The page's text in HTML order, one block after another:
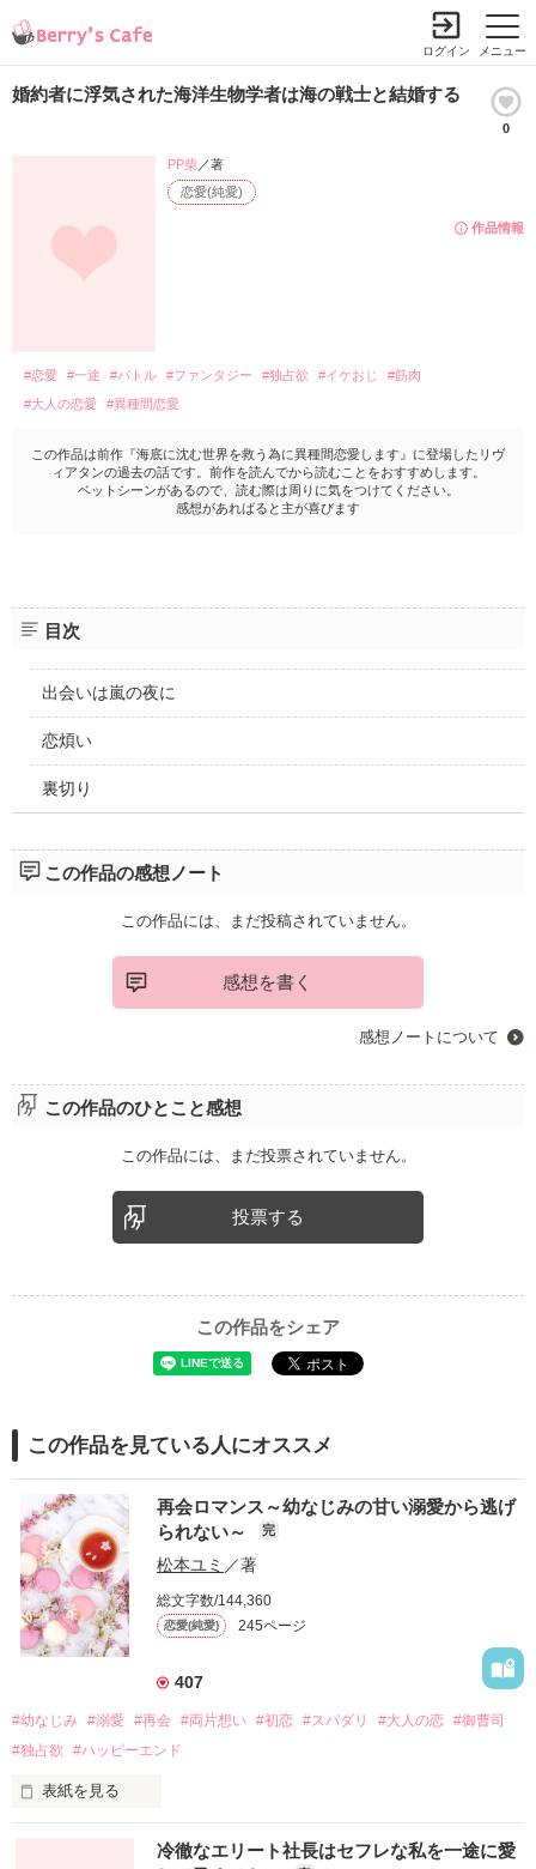
メニュー
ログイン
婚約者に浮気された海洋生物学者は海の戦士と結婚する
0
作品情報
恋愛(純愛)
PP柴／著
#恋愛 #一途 #バトル #ファンタジー #独占欲 #イケおじ
#筋肉
#大人の恋愛
#異種間恋愛
この作品は前作『海底に沈む世界を救う為に異種間恋愛します』に登場したリヴ
ィアタンの過去の話です。前作を読んでから読むことをおすすめします。
ベットシーンがあるので、読む際は周りに気をつけてください。
感想があればると主が喜びます
目次
出会いは嵐の夜に
恋煩い
裏切り
この作品の感想ノート
この作品には、まだ投稿されていません。
感想を書く
感想ノートについて
この作品のひとこと感想
この作品には、まだ投票されていません。
投票する
この作品をシェア
この作品を見ている人にオススメ
再会ロマンス～幼なじみの甘い溺愛から逃げ
られない～
完
松本ユミ ／著
総文字数/144,360
恋愛(純愛) 245ページ
407
#幼なじみ #溺愛 #再会 #両片想い #初恋 #スパダリ #大人の恋 #御曹司
#独占欲
#ハッピーエンド
表紙を見る
冷徹なエリート社長はセフレな私を一途に愛